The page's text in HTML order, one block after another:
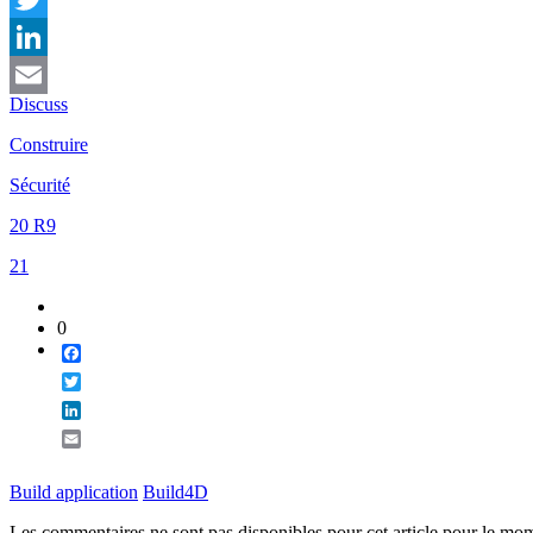
Twitter
LinkedIn
Email
Discuss
Construire
Sécurité
20 R9
21
0
Build application Build4D